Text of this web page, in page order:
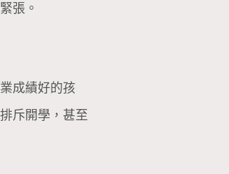
張。
成績好的孩
斥開學，甚至